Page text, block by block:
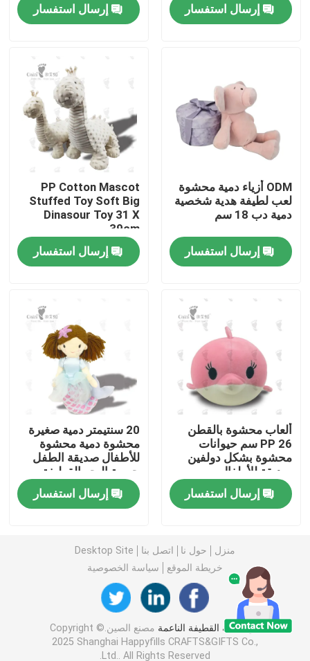
معلومات عنا
جولة في المعمل
اتصل بنا
أخبار
اطلب اقتباس
لعبة القطيفة الناعمة
دمية لعبة القطيفة
لعبة الكرتون القطيفة
ألعاب محشوة التميمة
لعبة لحاف الطفل
مجموعة مفروشات الأطفال
أحذية أطفال قطيفة
إرسال استفسار إرسال استفسار
ODM أزياء دمية محشوة
لعب لطيفة هدية شخصية
دمية دب 18 سم
إرسال استفسار
PP Cotton Mascot
Stuffed Toy Soft Big
Dinasour Toy 31 X
39cm
إرسال استفسار
ألعاب محشوة بالقطن
PP 26 سم حيوانات
محشوة بشكل دولفين
صديقة للأطفال
إرسال استفسار
20 سنتيمتر دمية صغيرة
محشوة دمية محشوة
للأطفال صديقة الطفل
حورية البحر القطيفة
إرسال استفسار
منزل حول نا اتصل بنا
Desktop Site
خريطة الموقع
سياسة الخصوصية
جودةلعبة القطيفة الناعمة
مصنع الصين.Copyright ©
2025 Shanghai Happyfills CRAFTS&GIFTS Co.,
Ltd.. All Rights Reserved.